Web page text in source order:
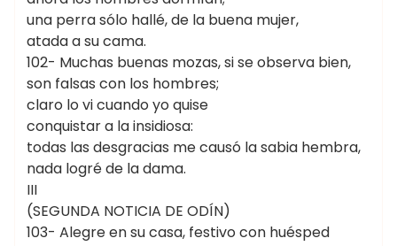
una perra sólo hallé, de la buena mujer,
atada a su cama.
102- Muchas buenas mozas, si se observa bien,
son falsas con los hombres;
claro lo vi cuando yo quise
conquistar a la insidiosa:
todas las desgracias me causó la sabia hembra,
nada logré de la dama.
III
(SEGUNDA NOTICIA DE ODÍN)
103- Alegre en su casa, festivo con huésped